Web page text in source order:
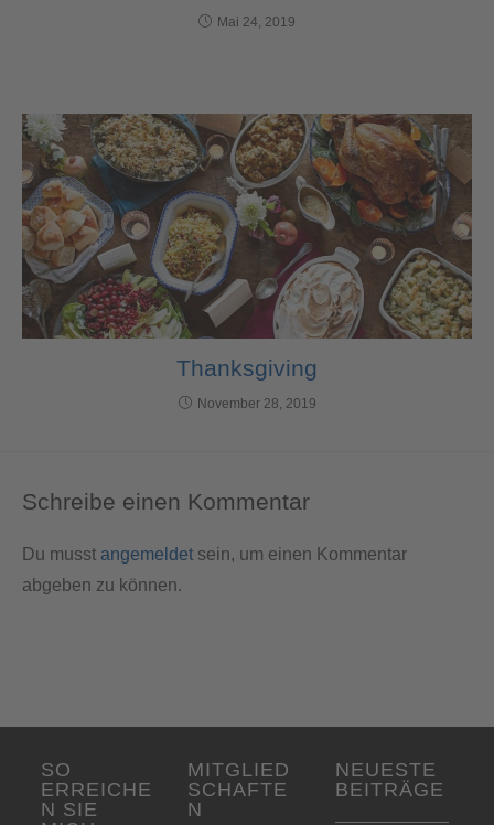
Mai 24, 2019
Thanksgiving
November 28, 2019
Schreibe einen Kommentar
Du musst angemeldet sein, um einen Kommentar
abgeben zu können.
SO
ERREICHE
N SIE
MITGLIED
SCHAFTE
N
NEUESTE
BEITRÄGE